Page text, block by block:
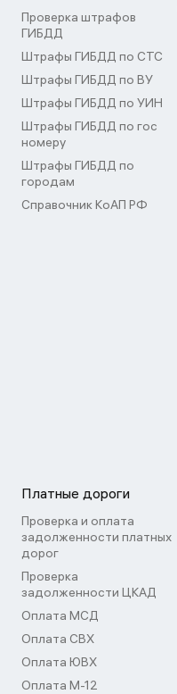
Проверка штрафов
ГИБДД
Штрафы ГИБДД по СТС
Штрафы ГИБДД по ВУ
Штрафы ГИБДД по УИН
Штрафы ГИБДД по гос
номеру
Штрафы ГИБДД по
городам
Справочник КоАП РФ
Платные дороги
Проверка и оплата
задолженности платных
дорог
Проверка
задолженности ЦКАД
Оплата МСД
Оплата СВХ
Оплата ЮВХ
Оплата М-12